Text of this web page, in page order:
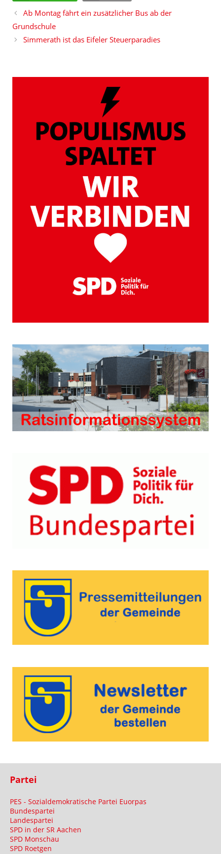
Ab Montag fährt ein zusätzlicher Bus ab der
Grundschule
Simmerath ist das Eifeler Steuerparadies
Partei
PES - Sozialdemokratische Partei Euorpas
Bundespartei
Landespartei
SPD in der SR Aachen
SPD Monschau
SPD Roetgen